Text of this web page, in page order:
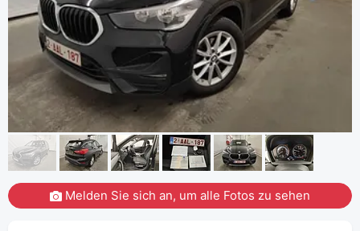
Melden Sie sich an, um alle Fotos zu sehen